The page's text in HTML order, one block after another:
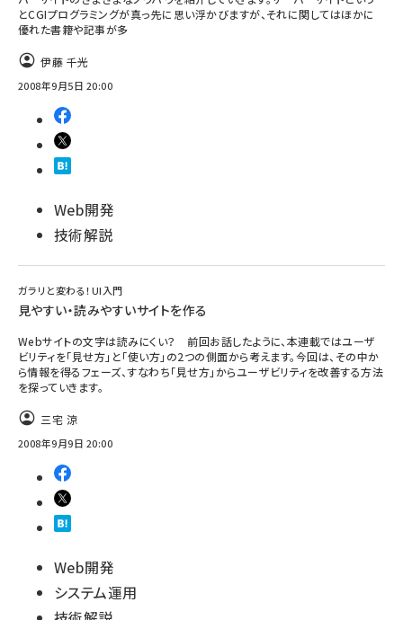
とCGIプログラミングが真っ先に思い浮かびますが、それに関してはほかに
優れた書籍や記事が多
伊藤 千光
2008年9月5日 20:00
Web開発
技術解説
ガラリと変わる！UI入門
見やすい・読みやすいサイトを作る
Webサイトの文字は読みにくい？ 前回お話したように、本連載ではユーザ
ビリティを「見せ方」と「使い方」の2つの側面から考えます。今回は、その中か
ら情報を得るフェーズ、すなわち「見せ方」からユーザビリティを改善する方法
を探っていきます。
三宅 涼
2008年9月9日 20:00
Web開発
システム運用